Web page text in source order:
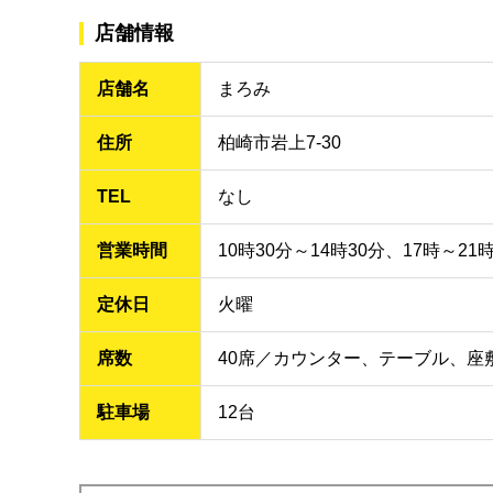
店舗情報
店舗名 まろみ
住所 柏崎市岩上7-30
TEL なし
営業時間 10時30分～14時30分、17時～21
定休日 火曜
席数 40席／カウンター、テーブル、座
駐車場 12台